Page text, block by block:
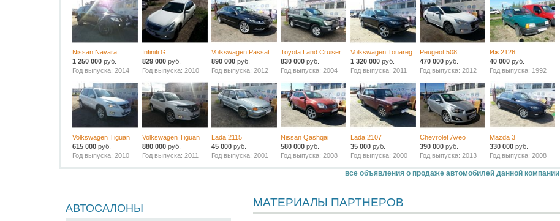
Nissan Navara
1 250 000 руб.
Год выпуска: 2014
Infiniti G
829 000руб.
Год выпуска: 2010
890 000 руб.
Год выпуска: 2012
Toyota Land Cruiser
830 000 руб.
Год выпуска: 2004
Volkswagen Touareg
1 320 000руб.
Год выпуска: 2011
Peugeot 508
470 000 руб.
Год выпуска: 2012
Иж 2126
40 000руб.
Год выпуска: 1992
Volkswagen Tiguan
615 000 руб.
Год выпуска: 2010
Volkswagen Tiguan
880 000руб.
Год выпуска: 2011
Lada 2115
45 000 руб.
Год выпуска: 2001
Nissan Qashqai
580 000 руб.
Год выпуска: 2008
Lada 2107
35 000руб.
Год выпуска: 2000
Chevrolet Aveo
390 000 руб.
Год выпуска: 2013
Mazda 3
330 000руб.
Год выпуска: 2008
все объявления о продаже автомобилей данной компании
АВТОСАЛОНЫ МАТЕРИАЛЫ ПАРТНЕРОВ